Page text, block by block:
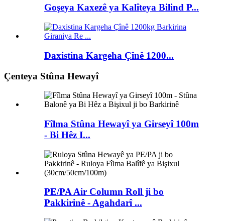
Goşeya Kaxezê ya Kalîteya Bilind P...
Daxistina Kargeha Çînê 1200...
Çenteya Stûna Hewayî
Fîlma Stûna Hewayî ya Girseyî 100m
- Bi Hêz I...
PE/PA Air Column Roll ji bo
Pakkirinê - Agahdarî ...